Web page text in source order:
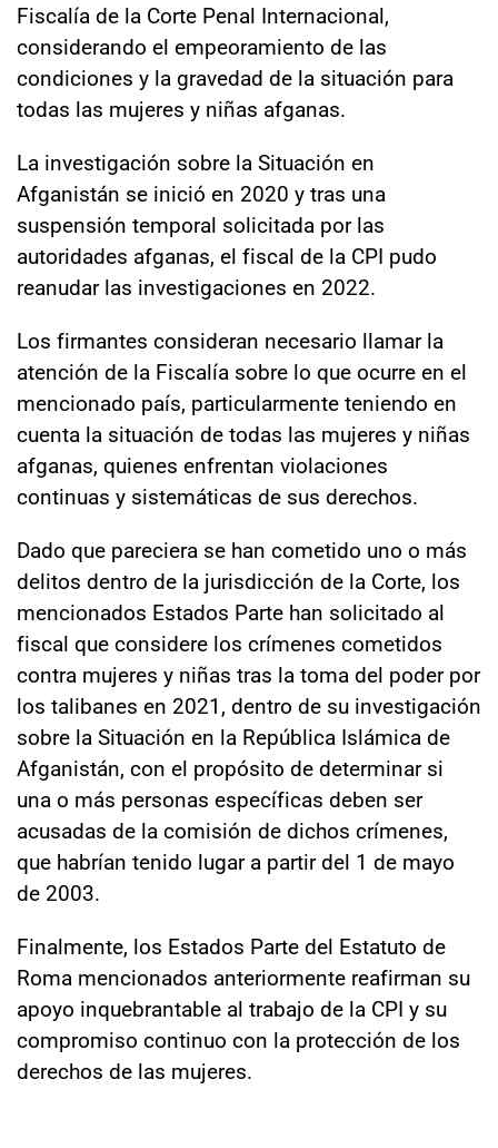
Fiscalía de la Corte Penal Internacional,
considerando el empeoramiento de las
condiciones y la gravedad de la situación para
todas las mujeres y niñas afganas.
La investigación sobre la Situación en
Afganistán se inició en 2020 y tras una
suspensión temporal solicitada por las
autoridades afganas, el fiscal de la CPI pudo
reanudar las investigaciones en 2022.
Los firmantes consideran necesario llamar la
atención de la Fiscalía sobre lo que ocurre en el
mencionado país, particularmente teniendo en
cuenta la situación de todas las mujeres y niñas
afganas, quienes enfrentan violaciones
continuas y sistemáticas de sus derechos.
Dado que pareciera se han cometido uno o más
delitos dentro de la jurisdicción de la Corte, los
mencionados Estados Parte han solicitado al
fiscal que considere los crímenes cometidos
contra mujeres y niñas tras la toma del poder por
los talibanes en 2021, dentro de su investigación
sobre la Situación en la República Islámica de
Afganistán, con el propósito de determinar si
una o más personas específicas deben ser
acusadas de la comisión de dichos crímenes,
que habrían tenido lugar a partir del 1 de mayo
de 2003.
Finalmente, los Estados Parte del Estatuto de
Roma mencionados anteriormente reafirman su
apoyo inquebrantable al trabajo de la CPI y su
compromiso continuo con la protección de los
derechos de las mujeres.